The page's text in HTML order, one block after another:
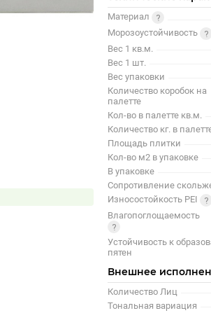
Материал
Морозоустойчивость
Вес 1 кв.м.
Вес 1 шт.
Вес упаковки
Количество коробок на
палетте
Кол-во в палетте кв.м.
Количество кг. в
Площадь плитки
Кол-во м2 в упаковке
В упаковке
Сопротивление
Износостойкость PEI
Влагопоглощаемость
Устойчивость к
пятен
Внешнее
Количество Лиц
Тональная вариация